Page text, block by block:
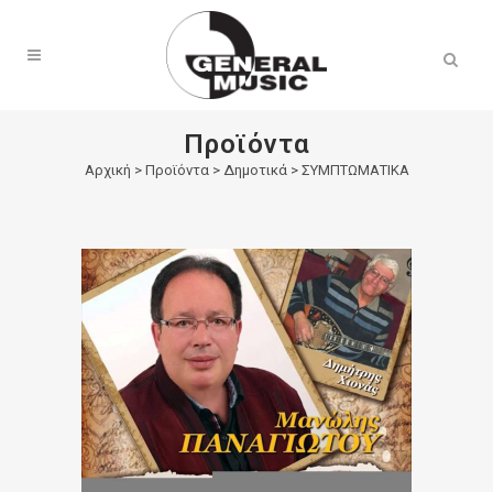
Προϊόντα
Αρχική > Προϊόντα> Δημοτικά> ΣΥΜΠΤΩΜΑΤΙΚΑ